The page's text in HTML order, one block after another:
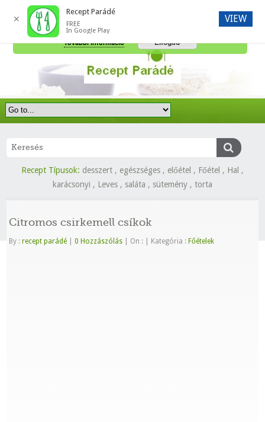
Recept Típusok: desszert , egészséges , előétel , Főétel , Hal ,
karácsonyi , Leves , saláta , sütemény , torta
Citromos csirkemell csíkok
By :recept parádé 0 Hozzászólás On : Kategória : Főételek
A honlap további használatához a sütik használatát el kell fogadni.
További információ
Elfogad
✕
Recept Parádé
FREE
In Google Play
VIEW